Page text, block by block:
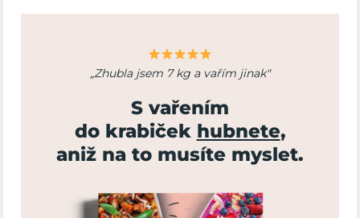
„Zhubla jsem 7 kg a vařím jinak"
S vařením
do krabiček hubnete,
aniž na to musíte myslet.